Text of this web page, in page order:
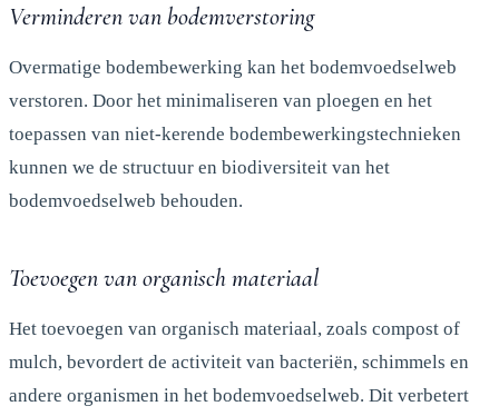
Verminderen van bodemverstoring
Overmatige bodembewerking kan het bodemvoedselweb
verstoren. Door het minimaliseren van ploegen en het
toepassen van niet-kerende bodembewerkingstechnieken
kunnen we de structuur en biodiversiteit van het
bodemvoedselweb behouden.
Toevoegen van organisch materiaal
Het toevoegen van organisch materiaal, zoals compost of
mulch, bevordert de activiteit van bacteriën, schimmels en
andere organismen in het bodemvoedselweb. Dit verbetert